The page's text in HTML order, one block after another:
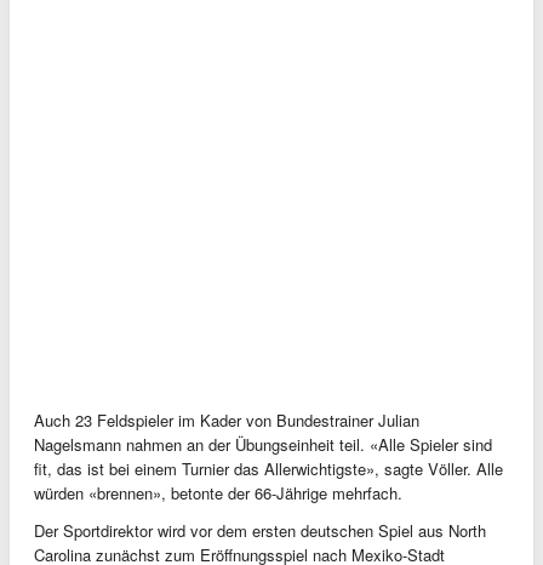
Auch 23 Feldspieler im Kader von Bundestrainer Julian
Nagelsmann nahmen an der Übungseinheit teil. «Alle Spieler sind
fit, das ist bei einem Turnier das Allerwichtigste», sagte Völler. Alle
würden «brennen», betonte der 66-Jährige mehrfach.
Der Sportdirektor wird vor dem ersten deutschen Spiel aus North
Carolina zunächst zum Eröffnungsspiel nach Mexiko-Stadt